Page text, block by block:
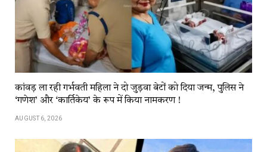
कांवड़​​ ला​​ रही​​ गर्भवती महिला ने दो जुड़वा बेटों को दिया जन्म, पुलिस ने
‘गणेश’ और ‘कार्तिकेय’ के रूप में किया नामकरण !
AUGUST 6, 2026